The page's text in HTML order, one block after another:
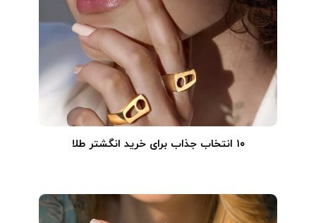
۱۰ انتخاب جذاب برای خرید انگشتر طلا